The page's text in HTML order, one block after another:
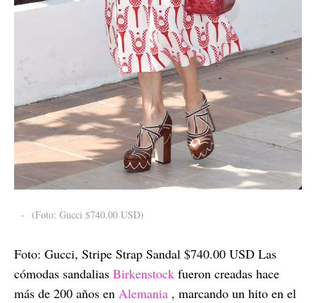
- (Foto: Gucci $740.00 USD)
Foto: Gucci, Stripe Strap Sandal $740.00 USD Las
cómodas sandalias Birkenstock fueron creadas hace
más de 200 años en Alemania , marcando un hito en el